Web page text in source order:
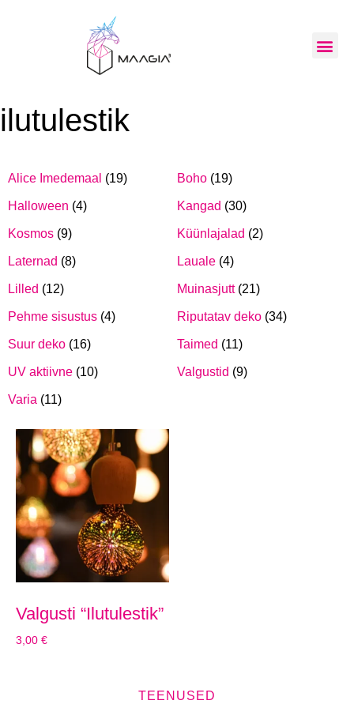
ilutulestik
Alice Imedemaal (19) Boho (19)
Halloween (4) Kangad (30)
Kosmos (9) Küünlajalad (2)
Laternad (8) Lauale (4)
Lilled (12) Muinasjutt (21)
Pehme sisustus (4) Riputatav deko (34)
Suur deko (16) Taimed (11)
UV aktiivne (10) Valgustid (9)
Varia (11)
Valgusti “Ilutulestik”
3,00 €
TEENUSED